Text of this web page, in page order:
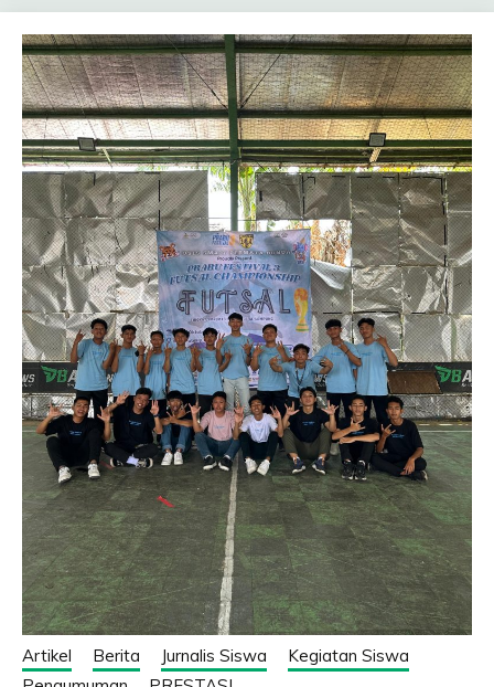
Artikel Berita Jurnalis Siswa
Kegiatan Siswa